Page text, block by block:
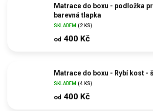
Matrace do boxu - podložka
barevná tlapka
SKLADEM (2 KS)
od 400 Kč
Matrace do boxu - Rybí kost -
SKLADEM (4 KS)
od 400 Kč